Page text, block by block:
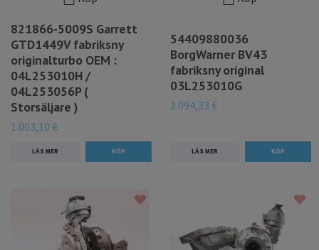
821866-5009S Garrett
GTD1449V fabriksny
originalturbo OEM :
04L253010H /
04L253056P (
Storsäljare )
1.003,10 €
LÄS MER
54409880036
BorgWarner BV43
fabriksny original
03L253010G
1.094,33 €
LÄS MER